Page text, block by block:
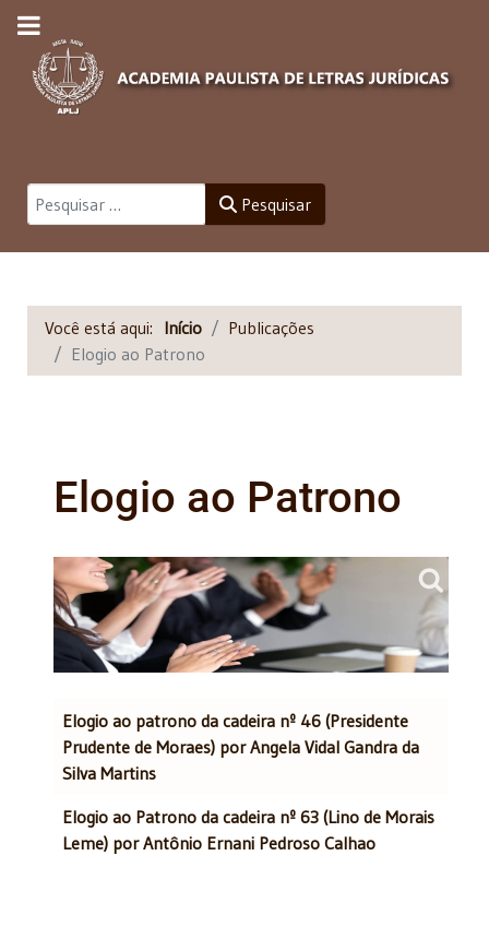
Pesquisar Pesquisar
Você está aqui: Início
Publicações
Elogio ao Patrono
Elogio ao Patrono
Artigos
Título
Elogio ao patrono da cadeira nº 46 (Presidente
Prudente de Moraes) por Angela Vidal Gandra da
Silva Martins
Elogio ao Patrono da cadeira nº 63 (Lino de Morais
Leme) por Antônio Ernani Pedroso Calhao